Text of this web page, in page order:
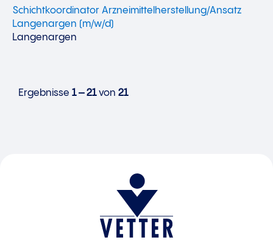
Schichtkoordinator Arzneimittelherstellung/Ansatz
Langenargen (m/w/d)
Langenargen
Ergebnisse 1 – 21von 21